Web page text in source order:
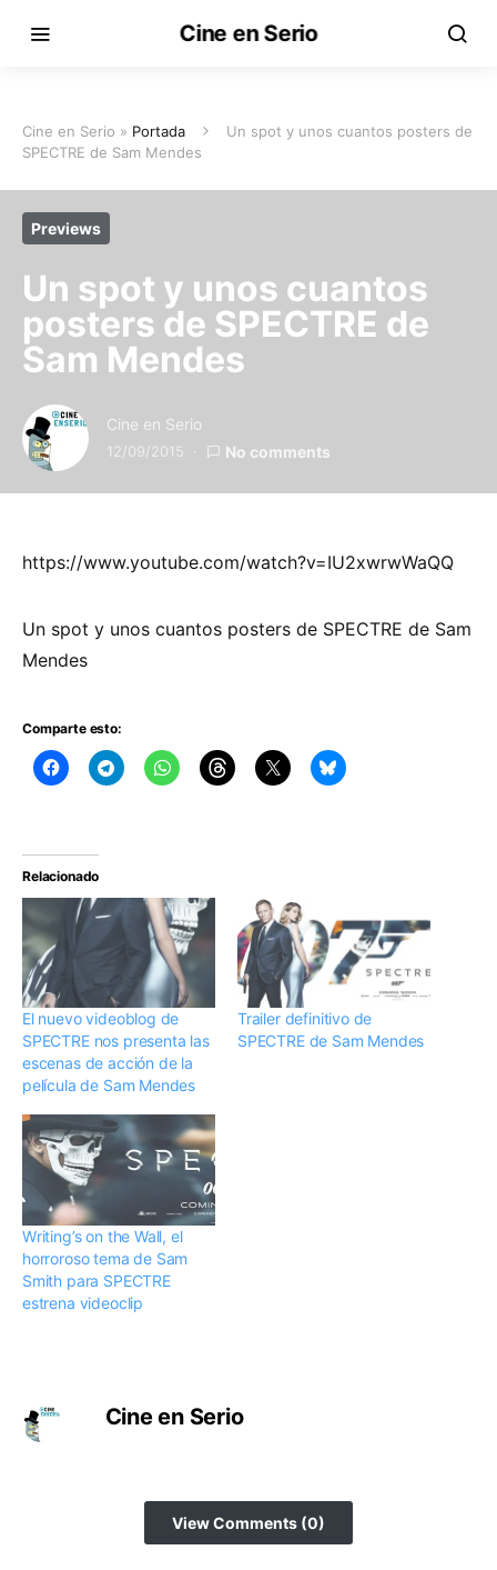
Cine en Serio
Cine en Serio » Portada
Un spot y unos cuantos posters de
SPECTRE de Sam Mendes
Previews
Un spot y unos cuantos
posters de SPECTRE de
Sam Mendes
Cine en Serio
12/09/2015 No comments
https://www.youtube.com/watch?v=IU2xwrwWaQQ
Un spot y unos cuantos posters de SPECTRE de Sam
Mendes
Comparte esto:
Relacionado
El nuevo videoblog de
SPECTRE nos presenta las
escenas de acción de la
película de Sam Mendes
Trailer definitivo de
SPECTRE de Sam Mendes
Writing’s on the Wall, el
horroroso tema de Sam
Smith para SPECTRE
estrena videoclip
Cine en Serio
View Comments (0)